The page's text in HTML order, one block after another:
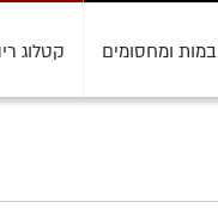
במות ומחסומים קטלוג